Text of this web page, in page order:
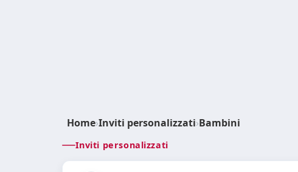
Home›Inviti personalizzati›Bambini
Inviti personalizzati